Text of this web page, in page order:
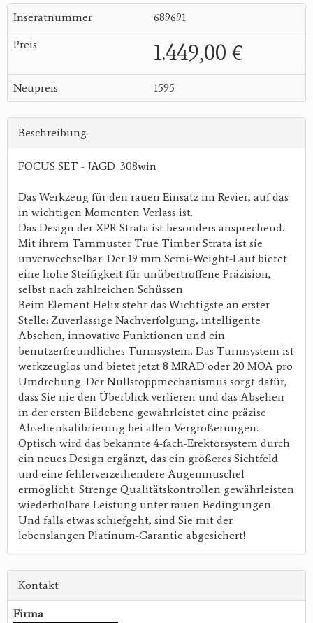
Inseratnummer 689691
Preis 1.449,00 €
Neupreis 1595
Beschreibung
FOCUS SET - JAGD .308win
Das Werkzeug für den rauen Einsatz im Revier, auf das
in wichtigen Momenten Verlass ist.
Das Design der XPR Strata ist besonders ansprechend.
Mit ihrem Tarnmuster True Timber Strata ist sie
unverwechselbar. Der 19 mm Semi-Weight-Lauf bietet
eine hohe Steifigkeit für unübertroffene Präzision,
selbst nach zahlreichen Schüssen.
Beim Element Helix steht das Wichtigste an erster
Stelle: Zuverlässige Nachverfolgung, intelligente
Absehen, innovative Funktionen und ein
benutzerfreundliches Turmsystem. Das Turmsystem ist
werkzeuglos und bietet jetzt 8 MRAD oder 20 MOA pro
Umdrehung. Der Nullstoppmechanismus sorgt dafür,
dass Sie nie den Überblick verlieren und das Absehen
in der ersten Bildebene gewährleistet eine präzise
Absehenkalibrierung bei allen Vergrößerungen.
Optisch wird das bekannte 4-fach-Erektorsystem durch
ein neues Design ergänzt, das ein größeres Sichtfeld
und eine fehlerverzeihendere Augenmuschel
ermöglicht. Strenge Qualitätskontrollen gewährleisten
wiederholbare Leistung unter rauen Bedingungen.
Und falls etwas schiefgeht, sind Sie mit der
lebenslangen Platinum-Garantie abgesichert!
Kontakt
Firma